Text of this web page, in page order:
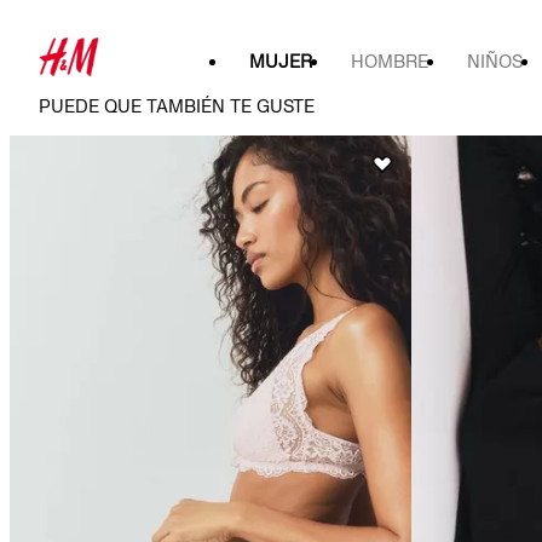
MUJER HOMBRE NIÑOS
PUEDE QUE TAMBIÉN TE GUSTE